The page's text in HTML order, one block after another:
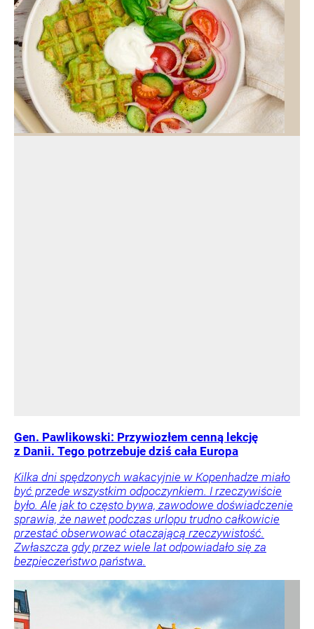
Gen. Pawlikowski: Przywiozłem cenną lekcję
z Danii. Tego potrzebuje dziś cała Europa
Kilka dni spędzonych wakacyjnie w Kopenhadze miało
być przede wszystkim odpoczynkiem. I rzeczywiście
było. Ale jak to często bywa, zawodowe doświadczenie
sprawia, że nawet podczas urlopu trudno całkowicie
przestać obserwować otaczającą rzeczywistość.
Zwłaszcza gdy przez wiele lat odpowiadało się za
bezpieczeństwo państwa.